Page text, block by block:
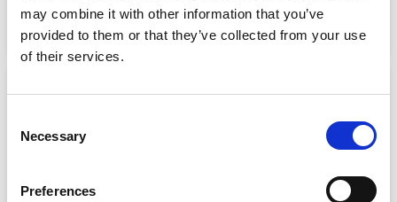
may combine it with other information that you’ve
provided to them or that they’ve collected from your use
of their services.
Selection
Necessary
Preferences
Επιλογή
– 50.25
Επιλογή